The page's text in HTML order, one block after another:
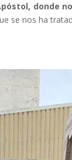
donde
se nos ha